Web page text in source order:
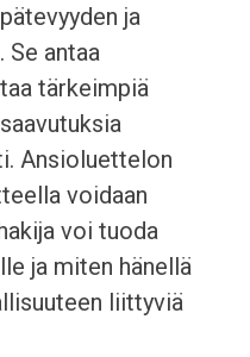
ja
Se antaa
tärkeimpiä
Ansioluettelon
voidaan
voi tuoda
ja miten hänellä
liittyviä